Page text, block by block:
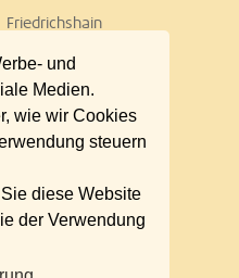
und
Medien.
wie wir Cookies
steuern
diese Website
der Verwendung
Friedrichshain
Marzahn
Neukölln
Schöneberg
Steglitz
Umland Ost